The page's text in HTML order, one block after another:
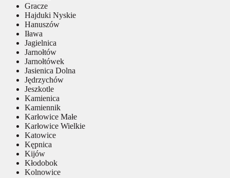
Gracze
Hajduki Nyskie
Hanuszów
Iława
Jagielnica
Jarnołtów
Jarnołtówek
Jasienica Dolna
Jędrzychów
Jeszkotle
Kamienica
Kamiennik
Karłowice Małe
Karłowice Wielkie
Katowice
Kępnica
Kijów
Kłodobok
Kolnowice